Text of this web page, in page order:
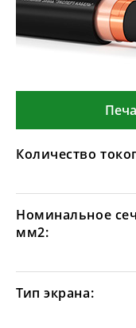
Количество
Номинальное
мм2:
Тип экрана: